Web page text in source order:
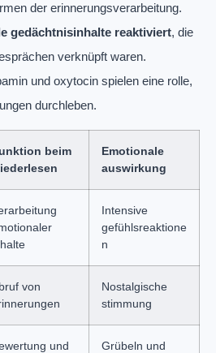
der erinnerungsverarbeitung.
gedächtnisinhalte reaktiviert, die
verknüpft waren.
und oxytocin spielen eine rolle,
durchleben.
beim
Emotionale
auswirkung
Intensive
gefühlsreaktione
n
von
Nostalgische
stimmung
und
Grübeln und